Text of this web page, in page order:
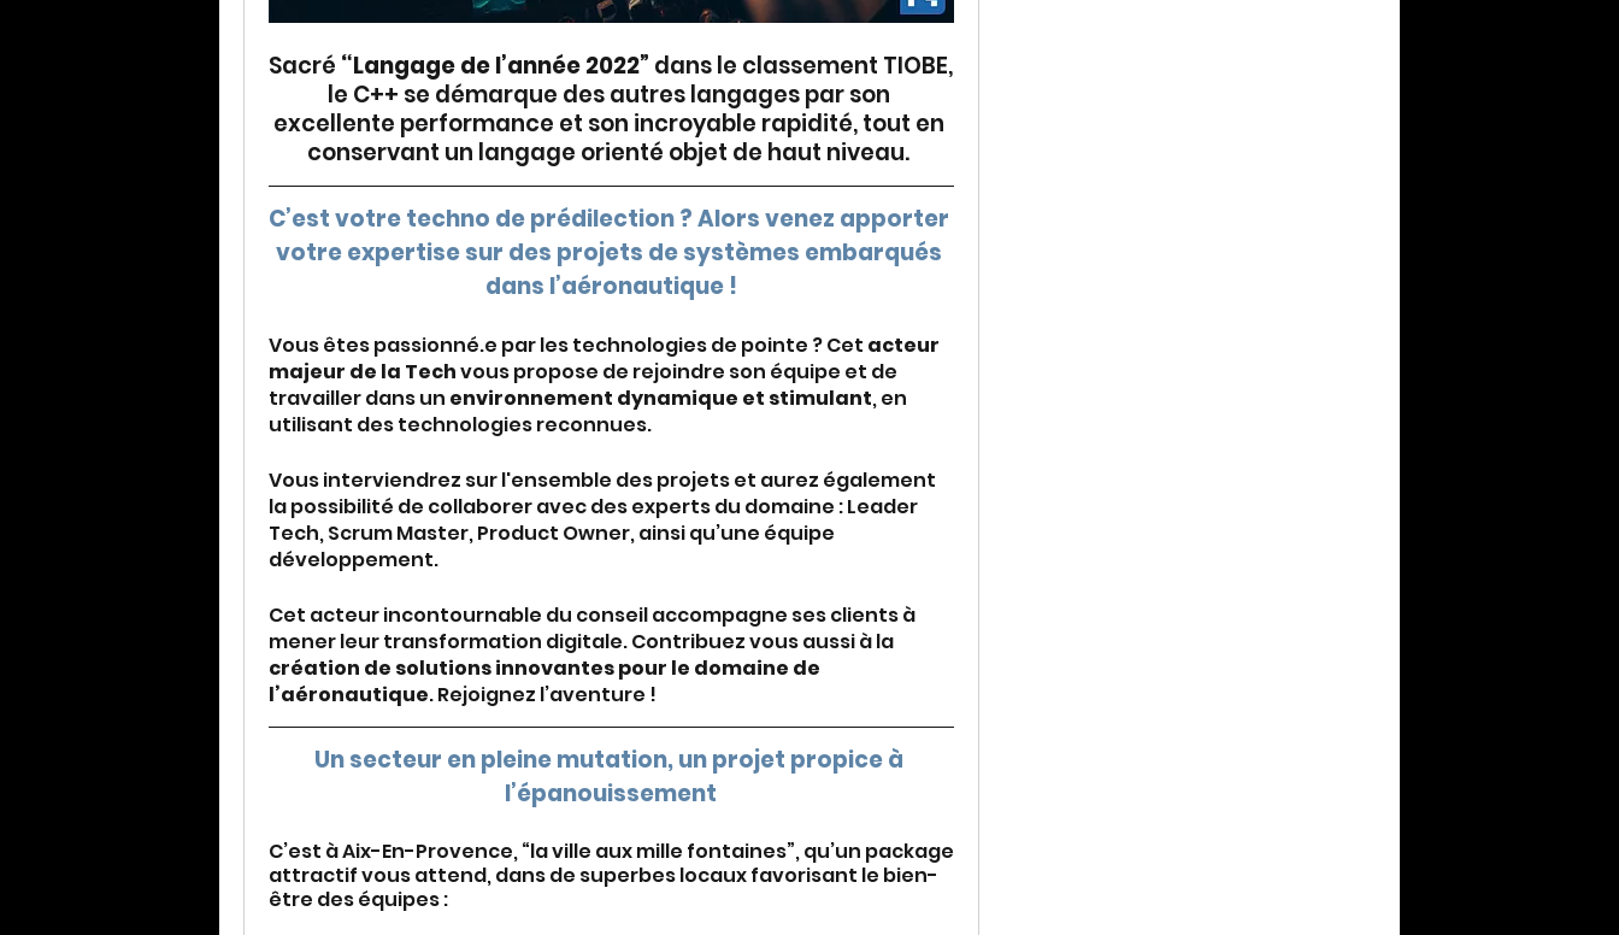
Sacré “Langage de l’année 2022” dans le classement TIOBE,
le C++ se démarque des autres langages par son
excellente performance et son incroyable rapidité, tout en
conservant un langage orienté objet de haut niveau.
C’est votre techno de prédilection ? Alors venez apporter
votre expertise sur des projets de systèmes embarqués
dans l’aéronautique !
Vous êtes passionné.e par les technologies de pointe ? Cet acteur
majeur de la Tech vous propose de rejoindre son équipe et de
travailler dans un environnement dynamique et stimulant, en
utilisant des technologies reconnues.
Vous interviendrez sur l'ensemble des projets et aurez également
la possibilité de collaborer avec des experts du domaine : Leader
Tech, Scrum Master, Product Owner, ainsi qu’une équipe
développement.
Cet acteur incontournable du conseil accompagne ses clients à
création de solutions innovantes pour le domaine de
l’aéronautique. Rejoignez l’aventure !
Un secteur en pleine mutation, un projet propice à
l’épanouissement
C’est à Aix-En-Provence, “la ville aux mille fontaines”, qu’un package
attractif vous attend, dans de superbes locaux favorisant le bien-
être des équipes :